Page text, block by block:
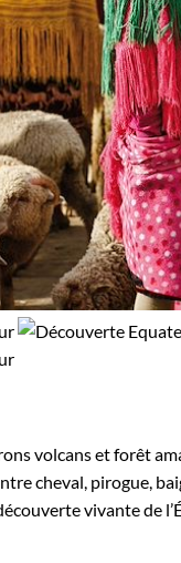
volcans et forêt
cheval, pirogue,
vivante de